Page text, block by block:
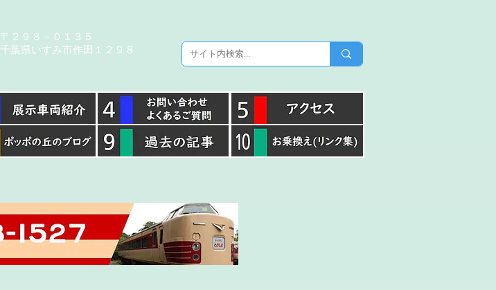
​〒２９８－０１３５
千葉県いすみ市作田１２９８